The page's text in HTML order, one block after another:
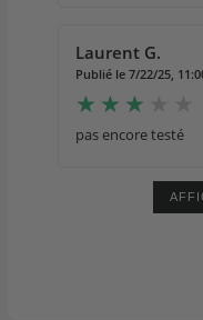
Laurent G.
Publié le 7/22/25,
pas encore testé